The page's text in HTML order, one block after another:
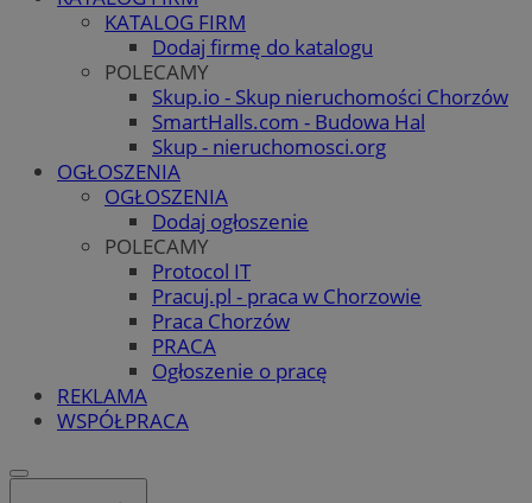
KATALOG FIRM
Dodaj firmę do katalogu
POLECAMY
Skup.io - Skup nieruchomości Chorzów
SmartHalls.com - Budowa Hal
Skup - nieruchomosci.org
OGŁOSZENIA
OGŁOSZENIA
Dodaj ogłoszenie
POLECAMY
Protocol IT
Pracuj.pl - praca w Chorzowie
Praca Chorzów
PRACA
Ogłoszenie o pracę
REKLAMA
WSPÓŁPRACA